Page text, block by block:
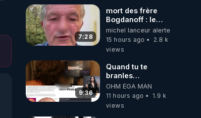
7:28
mort des frère
Bogdanoff : le
mensonge d état
michel lanceur alerte
15 hours ago
2.8 k
views
9:36
Quand tu te
branles
bonhomme tu
émets des ondes
ils ont juste omis
OHM ÉGA MAN
11 hours ago
1.9 k
views